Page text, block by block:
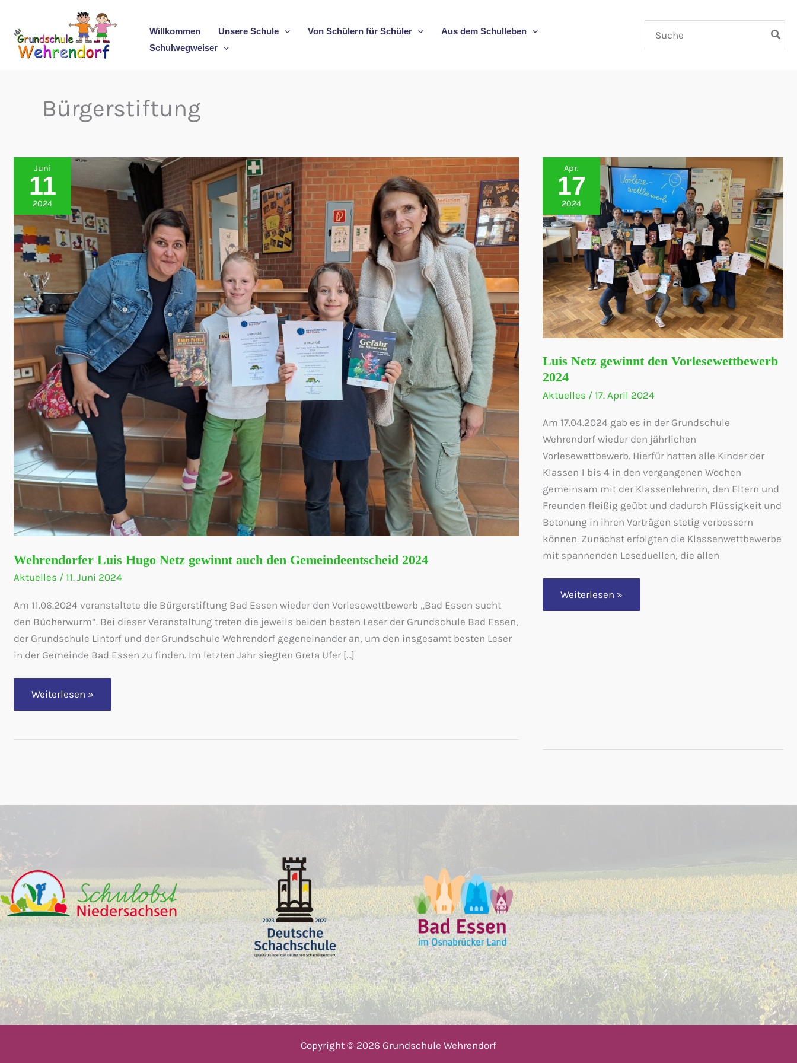
springen
Willkommen Unsere Schule Von Schülern für Schüler
Aus dem Schulleben
Schulwegweiser
for:
Bürgerstiftung
Juni
11
2024
Wehrendorfer Luis Hugo Netz gewinnt auch den Gemeindeentscheid 2024
Aktuelles / 11. Juni 2024
Am 11.06.2024 veranstaltete die Bürgerstiftung Bad Essen wieder den Vorlesewettbewerb „Bad Essen sucht
den Bücherwurm“. Bei dieser Veranstaltung treten die jeweils beiden besten Leser der Grundschule Bad Essen,
der Grundschule Lintorf und der Grundschule Wehrendorf gegeneinander an, um den insgesamt besten Leser
in der Gemeinde Bad Essen zu finden. Im letzten Jahr siegten Greta Ufer […]
Wehrendorfer
Hugo
Weiterlesen »
Apr.
17
2024
Luis Netz gewinnt den Vorlesewettbewerb
2024
Aktuelles / 17. April 2024
Am 17.04.2024 gab es in der Grundschule
Wehrendorf wieder den jährlichen
Vorlesewettbewerb. Hierfür hatten alle Kinder der
Klassen 1 bis 4 in den vergangenen Wochen
gemeinsam mit der Klassenlehrerin, den Eltern und
Freunden fleißig geübt und dadurch Flüssigkeit und
Betonung in ihren Vorträgen stetig verbessern
können. Zunächst erfolgten die Klassenwettbewerbe
mit spannenden Leseduellen, die allen
Luis
gewinnt
Weiterlesen »
Copyright © 2026 Grundschule Wehrendorf